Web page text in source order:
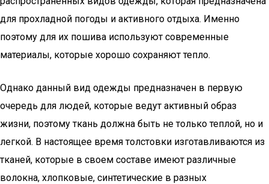
для прохладной погоды и активного отдыха. Именно
поэтому для их пошива используют современные
материалы, которые хорошо сохраняют тепло.
Однако данный вид одежды предназначен в первую
очередь для людей, которые ведут активный образ
жизни, поэтому ткань должна быть не только теплой, но и
легкой. В настоящее время толстовки изготавливаются из
тканей, которые в своем составе имеют различные
волокна, хлопковые, синтетические в разных